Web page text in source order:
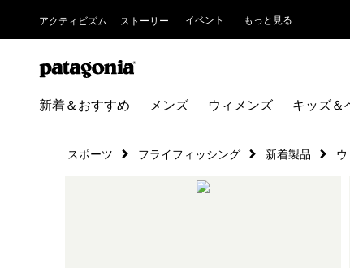
アクティビズム ストーリー イベント もっと見る
新着＆おすすめ メンズ ウィメンズ キッズ＆
スポーツ フライフィッシング 新着製品